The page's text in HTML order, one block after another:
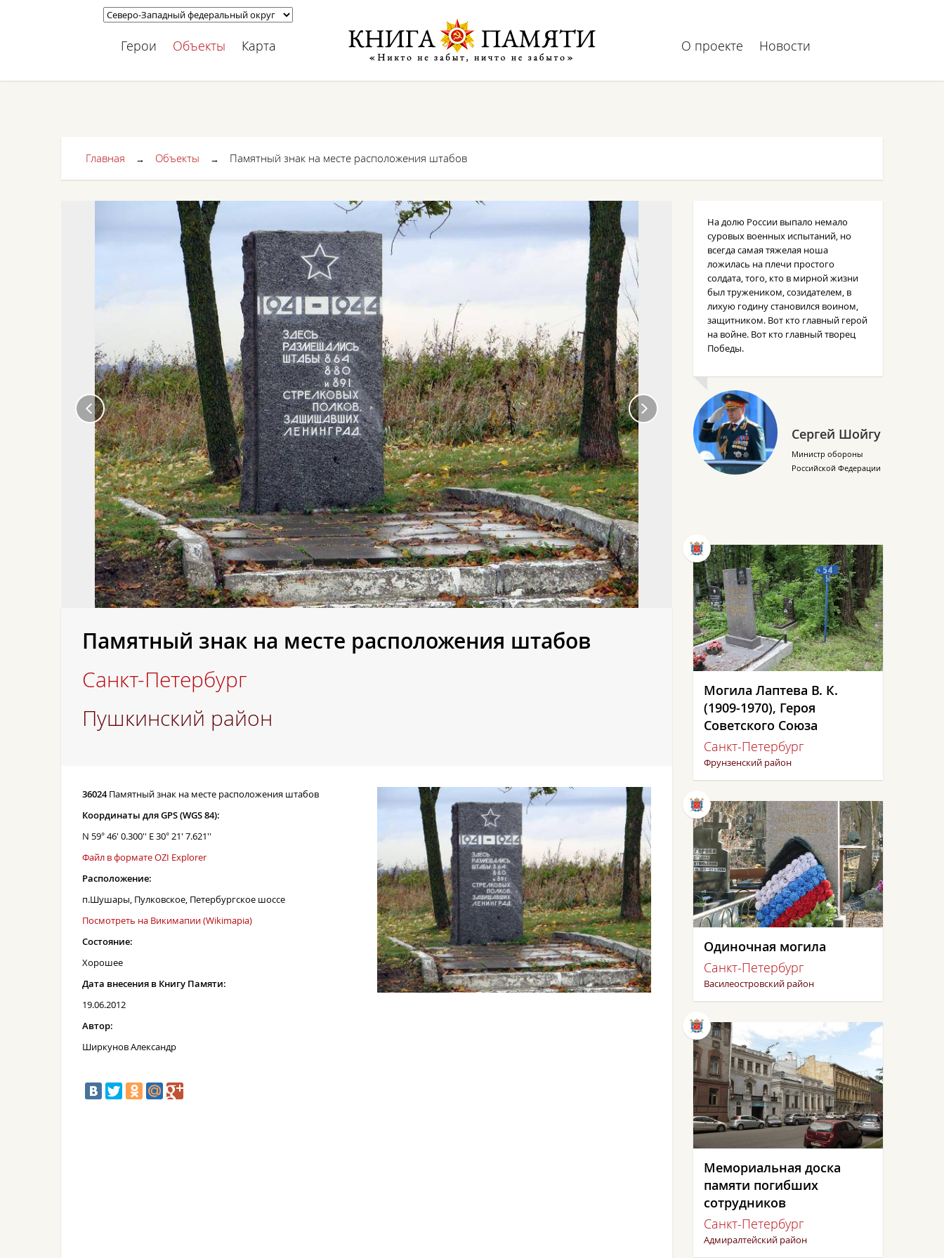
Герои Объекты Карта О проекте Новости
Главная → Объекты → Памятный знак на месте расположения штабов
Памятный знак на месте расположения штабов
Санкт-Петербург
Пушкинский район
36024Памятный знак на месте расположения штабов
Координаты для GPS (WGS 84):
N 59° 46' 0.300'' E 30° 21' 7.621''
Файл в формате OZI Explorer
Расположение:
п.Шушары, Пулковское, Петербургское шоссе
Посмотреть на Викимапии (Wikimapia)
Состояние:
Хорошее
Дата внесения в Книгу Памяти:
19.06.2012
Автор:
Ширкунов Александр
На долю России выпало немало
суровых военных испытаний, но
всегда самая тяжелая ноша
ложилась на плечи простого
солдата, того, кто в мирной жизни
был тружеником, созидателем, в
лихую годину становился воином,
защитником. Вот кто главный герой
на войне. Вот кто главный творец
Победы.
Сергей Шойгу
Министр обороны
Российской Федерации
Могила Лаптева В. К.
(1909-1970), Героя
Советского Союза
Санкт-Петербург
Фрунзенский район
Одиночная могила
Санкт-Петербург
Василеостровский район
Мемориальная доска
памяти погибших
сотрудников
Санкт-Петербург
Адмиралтейский район